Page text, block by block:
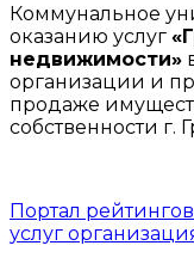
Коммунальное
оказанию услуг
недвижимости»
организации и
продаже
собственности г.
Портал
услуг